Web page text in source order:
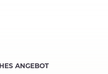
ANGEBOT